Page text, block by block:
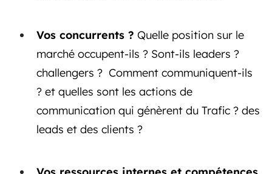
Vos concurrents ? Quelle position sur le
marché occupent-ils ? Sont-ils leaders ?
challengers ? Comment communiquent-ils
? et quelles sont les actions de
communication qui génèrent du Trafic ? des
leads et des clients ?